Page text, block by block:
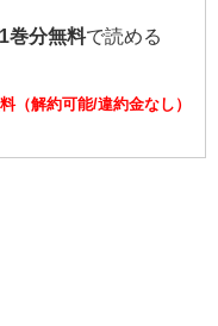
巻分無料で読める
（解約可能/違約金なし）